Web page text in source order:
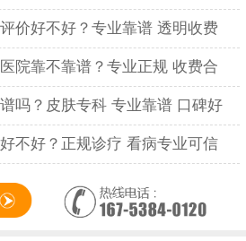
价好不好？专业靠谱 透明收费
院靠不靠谱？专业正规 收费合
吗？皮肤专科 专业靠谱 口碑好
不好？正规诊疗 看病专业可信